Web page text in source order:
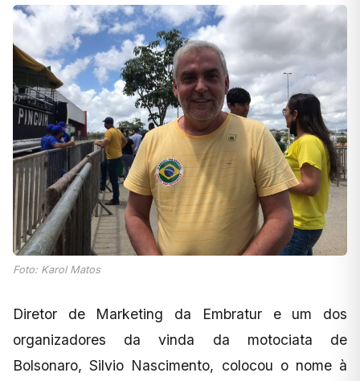
Foto: Karol Matos
Diretor de Marketing da Embratur e um dos
organizadores da vinda da motociata de
Bolsonaro, Silvio Nascimento, colocou o nome à